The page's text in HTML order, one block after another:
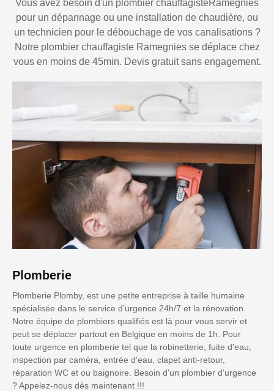
Vous avez besoin d'un plombier chauffagisteRamegnies
pour un dépannage ou une installation de chaudière, ou
un technicien pour le débouchage de vos canalisations ?
Notre plombier chauffagiste Ramegnies se déplace chez
vous en moins de 45min. Devis gratuit sans engagement.
Plomberie
Plomberie Plomby, est une petite entreprise à taille humaine
spécialisée dans le service d’urgence 24h/7 et la rénovation.
Notre équipe de plombiers qualifiés est là pour vous servir et
peut se déplacer partout en Belgique en moins de 1h. Pour
toute urgence en plomberie tel que la robinetterie, fuite d'eau,
inspection par caméra, entrée d'eau, clapet anti-retour,
réparation WC et ou baignoire. Besoin d'un plombier d'urgence
? Appelez-nous dès maintenant !!!